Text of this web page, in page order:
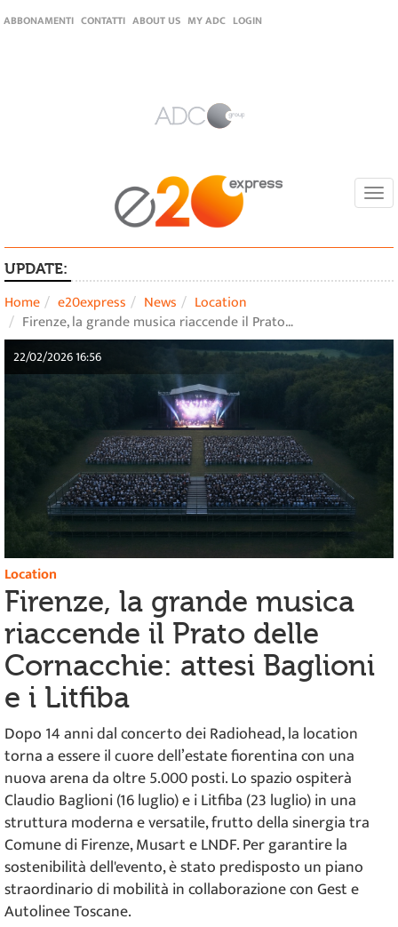
ABBONAMENTI CONTATTI ABOUT US MY ADC LOGIN
UPDATE:
Home e20express News
Location
Firenze, la grande musica riaccende il Prato…
22/02/2026 16:56
Location
Firenze, la grande musica
riaccende il Prato delle
Cornacchie: attesi Baglioni
e i Litfiba
Dopo 14 anni dal concerto dei Radiohead, la location
torna a essere il cuore dell’estate fiorentina con una
nuova arena da oltre 5.000 posti. Lo spazio ospiterà
Claudio Baglioni (16 luglio) e i Litfiba (23 luglio) in una
struttura moderna e versatile, frutto della sinergia tra
Comune di Firenze, Musart e LNDF. Per garantire la
sostenibilità dell'evento, è stato predisposto un piano
straordinario di mobilità in collaborazione con Gest e
Autolinee Toscane.